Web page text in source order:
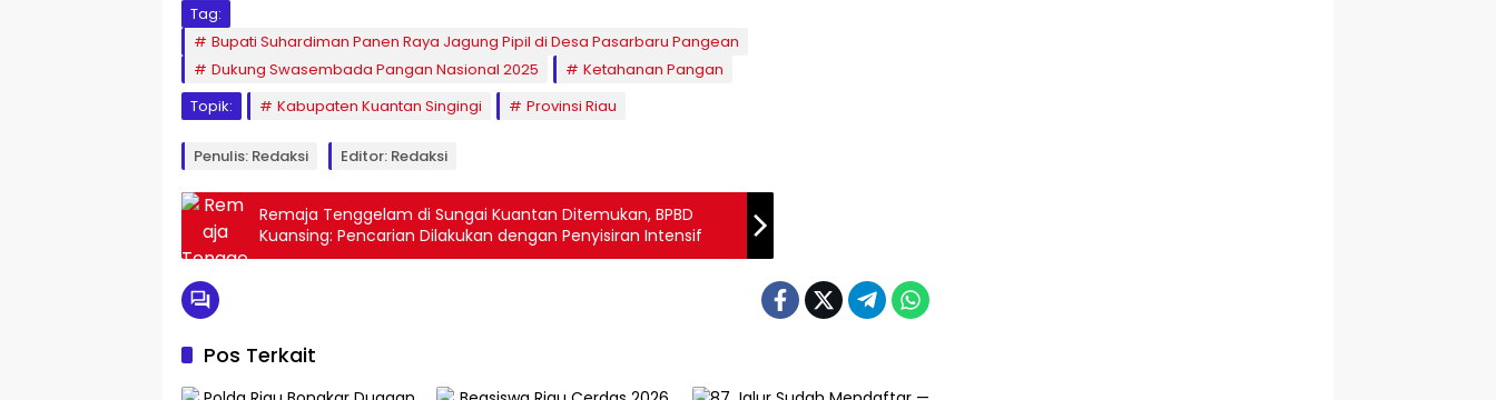
Tag:
Bupati Suhardiman Panen Raya Jagung Pipil di Desa Pasarbaru Pangean
Dukung Swasembada Pangan Nasional 2025
Ketahanan Pangan
Topik:
Kabupaten Kuantan Singingi Provinsi Riau
Penulis: Redaksi Editor: Redaksi
Remaja Tenggelam di Sungai Kuantan Ditemukan, BPBD
Kuansing: Pencarian Dilakukan dengan Penyisiran Intensif
Pos Terkait